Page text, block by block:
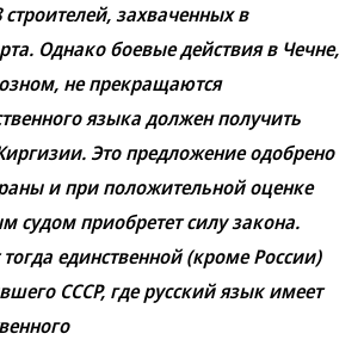
захваченных в
Однако боевые действия в Чечне,
не прекращаются
языка должен получить
Это предложение одобрено
и при положительной оценке
судом приобретет силу закона.
единственной (кроме России)
СССР, где русский язык имеет